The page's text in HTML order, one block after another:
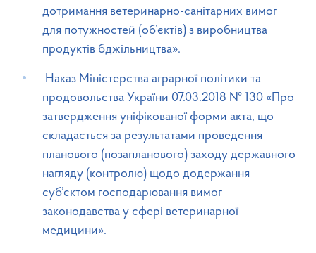
дотримання ветеринарно-санітарних вимог
для потужностей (об’єктів) з виробництва
продуктів бджільництва».
Наказ Міністерства аграрної політики та
продовольства України 07.03.2018 № 130 «Про
затвердження уніфікованої форми акта, що
складається за результатами проведення
планового (позапланового) заходу державного
нагляду (контролю) щодо додержання
суб’єктом господарювання вимог
законодавства у сфері ветеринарної
медицини».